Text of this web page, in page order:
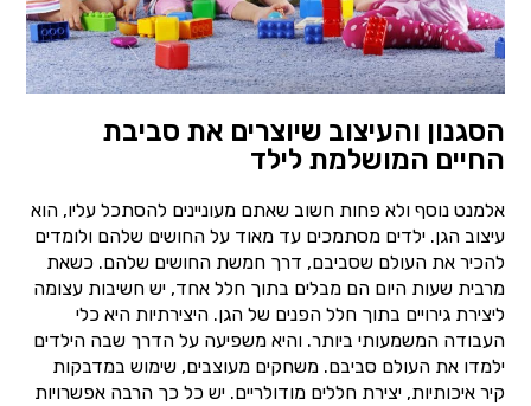
הסגנון והעיצוב שיוצרים את סביבת
החיים המושלמת לילד
אלמנט נוסף ולא פחות חשוב שאתם מעוניינים להסתכל עליו, הוא
עיצוב הגן. ילדים מסתמכים עד מאוד על החושים שלהם ולומדים
להכיר את העולם שסביבם, דרך חמשת החושים שלהם. כשאת
מרבית שעות היום הם מבלים בתוך חלל אחד, יש חשיבות עצומה
ליצירת גירויים בתוך חלל הפנים של הגן. היצירתיות היא כלי
העבודה המשמעותי ביותר. והיא משפיעה על הדרך שבה הילדים
ילמדו את העולם סביבם. משחקים מעוצבים, שימוש במדבקות
קיר איכותיות, יצירת חללים מודולריים. יש כל כך הרבה אפשרויות